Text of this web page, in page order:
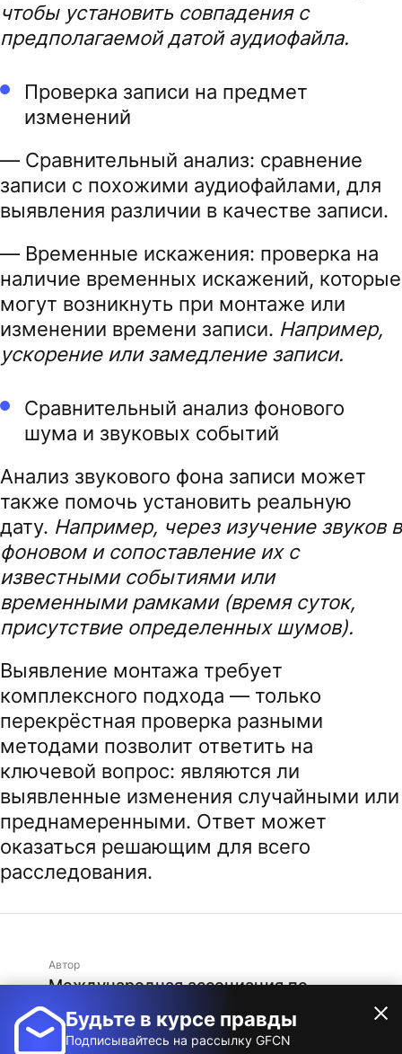
Будьте в курсе правды
Подписывайтесь на рассылку GFCN
чтобы установить совпадения с
предполагаемой датой аудиофайла.
Проверка записи на предмет
изменений
— Сравнительный анализ: сравнение
записи с похожими аудиофайлами, для
выявления различии в качестве записи.
— Временные искажения: проверка на
наличие временных искажений, которые
могут возникнуть при монтаже или
изменении времени записи. Например,
ускорение или замедление записи.
Сравнительный анализ фонового
шума и звуковых событий
Анализ звукового фона записи может
также помочь установить реальную
дату. Например, через изучение звуков в
фоновом и сопоставление их с
известными событиями или
временными рамками (время суток,
присутствие определенных шумов).
Выявление монтажа требует
комплексного подхода — только
перекрёстная проверка разными
методами позволит ответить на
ключевой вопрос: являются ли
выявленные изменения случайными или
преднамеренными. Ответ может
оказаться решающим для всего
расследования.
Автор
Международная ассоциация по
фактчекингу